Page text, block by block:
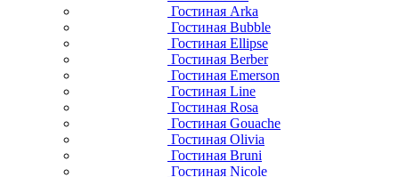
Гостиная Arka
Гостиная Bubble
Гостиная Ellipse
Гостиная Berber
Гостиная Emerson
Гостиная Line
Гостиная Rosa
Гостиная Gouache
Гостиная Olivia
Гостиная Bruni
Гостиная Nicole